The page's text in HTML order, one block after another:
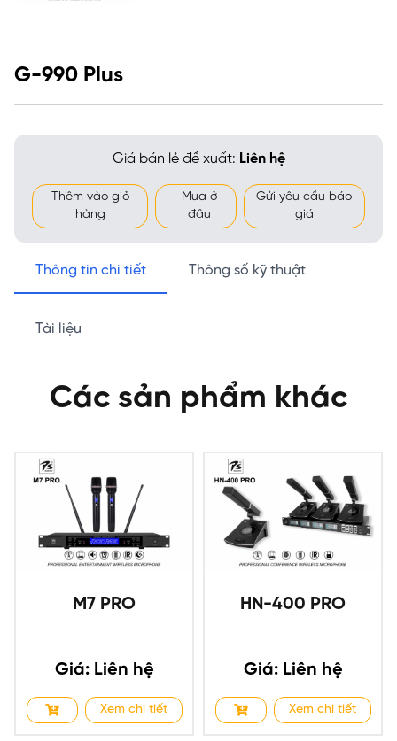
G-990 Plus
Giá bán lẻ đề xuất: Liên hệ
Thêm vào giỏ
hàng
Mua ở
đâu
Gửi yêu cầu báo
giá
Thông tin chi tiết Thông số kỹ thuật
Tài liệu
Các sản phẩm khác
M7 PRO
Giá: Liên hệ
Xem chi tiết
HN-400 PRO
Giá: Liên hệ
Xem chi tiết